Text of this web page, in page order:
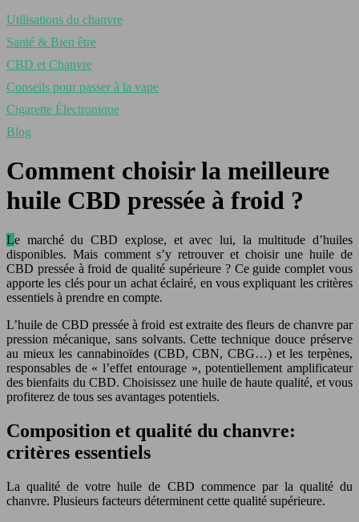
Utilisations du chanvre
Santé & Bien être
CBD et Chanvre
Conseils pour passer à la vape
Cigarette Électronique
Blog
Comment choisir la meilleure
huile CBD pressée à froid ?
Le marché du CBD explose, et avec lui, la multitude d’huiles
disponibles. Mais comment s’y retrouver et choisir une huile de
CBD pressée à froid de qualité supérieure ? Ce guide complet vous
apporte les clés pour un achat éclairé, en vous expliquant les critères
essentiels à prendre en compte.
L’huile de CBD pressée à froid est extraite des fleurs de chanvre par
pression mécanique, sans solvants. Cette technique douce préserve
au mieux les cannabinoïdes (CBD, CBN, CBG…) et les terpènes,
responsables de « l’effet entourage », potentiellement amplificateur
des bienfaits du CBD. Choisissez une huile de haute qualité, et vous
profiterez de tous ses avantages potentiels.
Composition et qualité du chanvre:
critères essentiels
La qualité de votre huile de CBD commence par la qualité du
chanvre. Plusieurs facteurs déterminent cette qualité supérieure.